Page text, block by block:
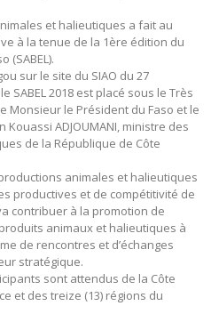
et halieutiques a fait au
à la tenue de la 1ère édition du
(SABEL).
sur le site du SIAO du 27
SABEL 2018 est placé sous le Très
Monsieur le Président du Faso et le
ADJOUMANI, ministre des
de la République de Côte
animales et halieutiques
productives et de compétitivité de
contribuer à la promotion de
animaux et halieutiques à
de rencontres et d’échanges
stratégique.
sont attendus de la Côte
et des treize (13) régions du